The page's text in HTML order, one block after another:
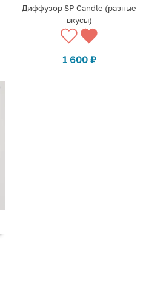
Диффузор SP Candle (разные
вкусы)
1 600 ₽